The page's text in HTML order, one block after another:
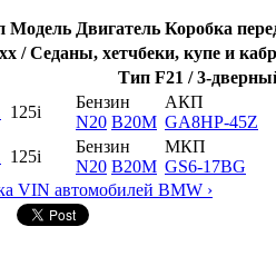
Модель Двигатель Коробка
/ Седаны, хетчбеки, купе и
Тип F21 / 3-
125i
Бензин
N20 B20M
АКП
GA8HP-45Z
125i
Бензин
N20 B20M
МКП
GS6-17BG
VIN автомобилей BMW ›